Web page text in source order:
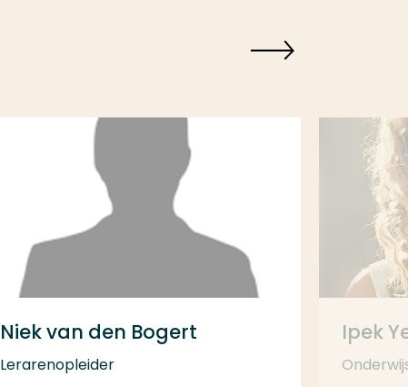
Niek van den Bogert
Lerarenopleider
Ipek